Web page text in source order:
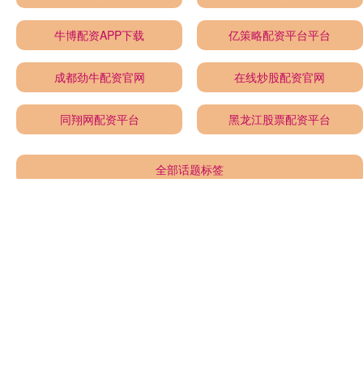
牛博配资APP下载 亿策略配资平台平台
成都劲牛配资官网 在线炒股配资官网
同翔网配资平台 黑龙江股票配资平台
全部话题标签